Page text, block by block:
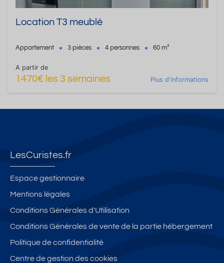
Location T3 meublé
Appartement 3 pièces 4 personnes 60 m²
A partir de
1470€ les 3 semaines Plus d'informations
LesCuristes.fr
Espace gestionnaire
Mentions légales
Conditions Générales d'Utilisation
Conditions Générales de vente de la partie hébergement
Politique de confidentialité
Centre de gestion des cookies